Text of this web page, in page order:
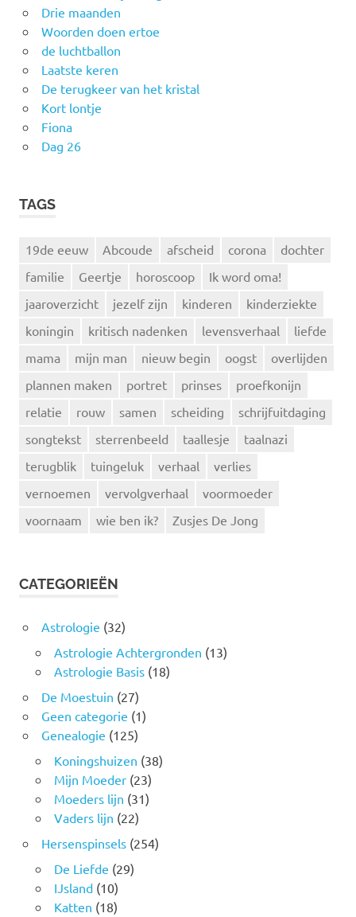
Drie maanden
Woorden doen ertoe
de luchtballon
Laatste keren
De terugkeer van het kristal
Kort lontje
Fiona
Dag 26
TAGS
19de eeuw Abcoude afscheid corona
dochter
familie
Geertje horoscoop
Ik word oma!
jaaroverzicht
jezelf zijn kinderen
kinderziekte
koningin
kritisch nadenken levensverhaal
liefde
mama
mijn man nieuw begin oogst
overlijden
plannen maken
portret prinses
proefkonijn
relatie
rouw samen scheiding
schrijfuitdaging
songtekst
sterrenbeeld taallesje
taalnazi
terugblik
tuingeluk verhaal
verlies
vernoemen
vervolgverhaal
voormoeder
voornaam
wie ben ik? Zusjes De Jong
CATEGORIEËN
Astrologie (32)
Astrologie Achtergronden (13)
Astrologie Basis(18)
De Moestuin (27)
Geen categorie (1)
Genealogie (125)
Koningshuizen (38)
Mijn Moeder(23)
Moeders lijn (31)
Vaders lijn (22)
Hersenspinsels(254)
De Liefde (29)
IJsland(10)
Katten (18)